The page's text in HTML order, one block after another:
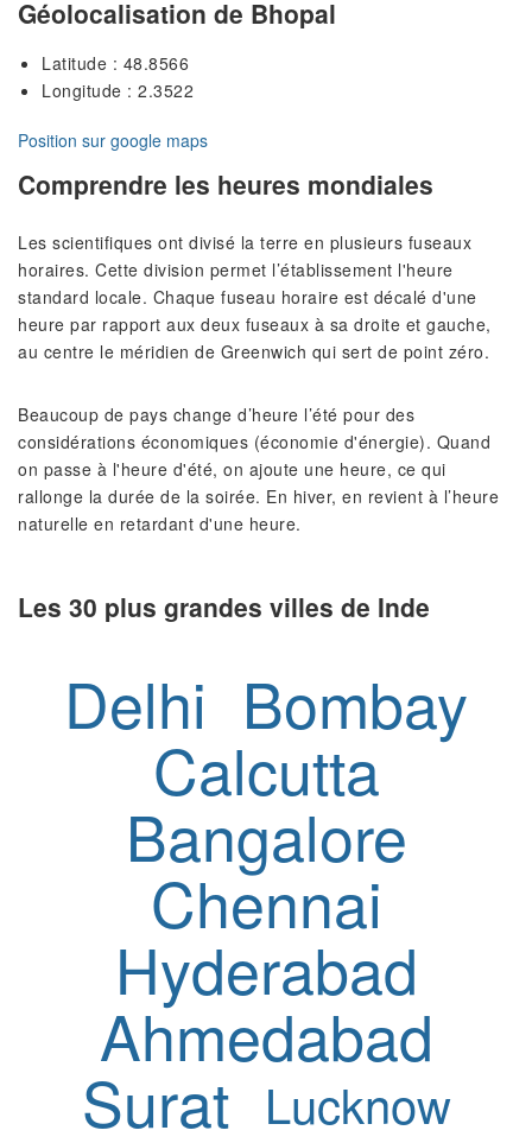
Géolocalisation de Bhopal
Latitude : 48.8566
Longitude : 2.3522
Position sur google maps
Comprendre les heures mondiales
Les scientifiques ont divisé la terre en plusieurs fuseaux
horaires. Cette division permet l’établissement l'heure
standard locale. Chaque fuseau horaire est décalé d'une
heure par rapport aux deux fuseaux à sa droite et gauche,
au centre le méridien de Greenwich qui sert de point zéro.
Beaucoup de pays change d’heure l’été pour des
considérations économiques (économie d'énergie). Quand
on passe à l'heure d'été, on ajoute une heure, ce qui
rallonge la durée de la soirée. En hiver, en revient à l’heure
naturelle en retardant d'une heure.
Les 30 plus grandes villes de Inde
Delhi Bombay
Calcutta
Bangalore
Chennai
Hyderabad
Ahmedabad
Surat Lucknow